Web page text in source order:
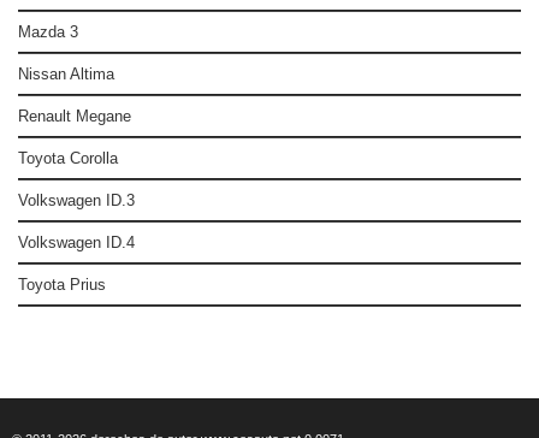
Mazda 3
Nissan Altima
Renault Megane
Toyota Corolla
Volkswagen ID.3
Volkswagen ID.4
Toyota Prius